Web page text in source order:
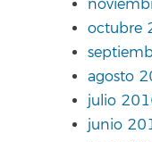
octubre
agosto
julio
junio